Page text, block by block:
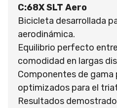
C:68X SLT Aero
Bicicleta desarrollada
aerodinámica.
Equilibrio perfecto
comodidad en largas
Componentes de
optimizados para el
Resultados